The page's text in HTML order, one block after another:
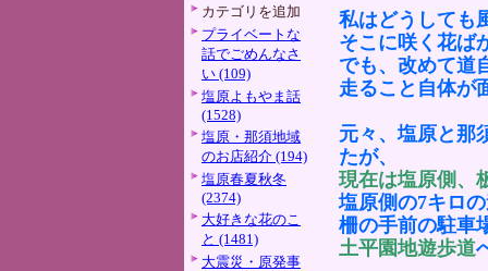
カテゴリを追加
プライベートな
話でごめんなさ
い (109)
塩原よもやま話
(1528)
塩原・那須地域
のお店紹介 (194)
塩原春夏秋冬
(2374)
大好きな花のこ
と (1481)
大震災・原発事
私はどうしても
そこに咲く花ば
でも、改めて道
走ること自体が
元々、塩原と那
たが、
現在は塩原側、
塩原側の7キロ
柵の手前の駐車
土平園地遊歩道